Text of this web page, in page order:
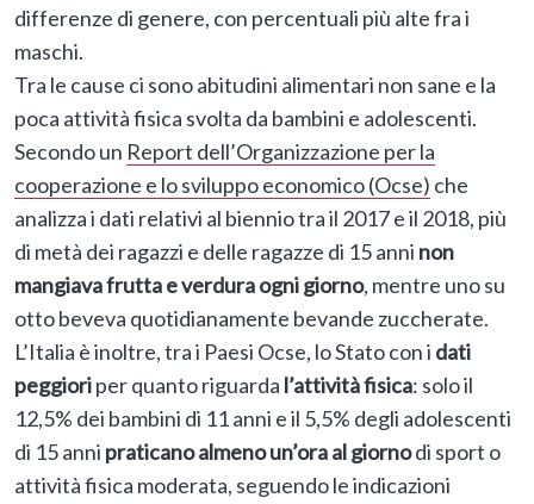
differenze di genere, con percentuali più alte fra i
maschi.
Tra le cause ci sono abitudini alimentari non sane e la
poca attività fisica svolta da bambini e adolescenti.
Secondo un Report dell’Organizzazione per la
cooperazione e lo sviluppo economico (Ocse) che
analizza i dati relativi al biennio tra il 2017 e il 2018, più
di metà dei ragazzi e delle ragazze di 15 anni non
mangiava frutta e verdura ogni giorno, mentre uno su
otto beveva quotidianamente bevande zuccherate.
L’Italia è inoltre, tra i Paesi Ocse, lo Stato con i dati
peggioriper quanto riguarda l’attività fisica: solo il
12,5% dei bambini di 11 anni e il 5,5% degli adolescenti
di 15 anni praticano almeno un’ora al giornodi sport o
attività fisica moderata, seguendo le indicazioni